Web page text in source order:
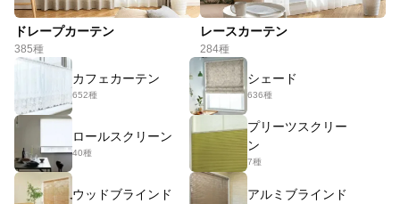
ドレープカーテン
385種
レースカーテン
284種
カフェカーテン
652種
シェード
636種
ロールスクリーン
40種
プリーツスクリー
ン
7種
ウッドブラインド アルミブラインド